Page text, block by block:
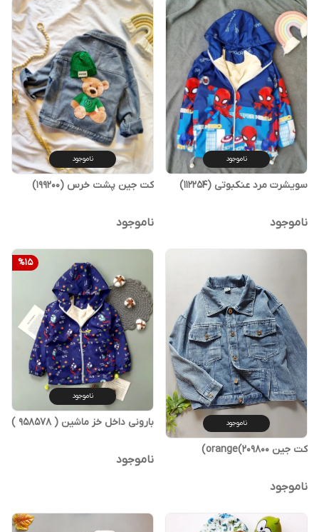
ناموجود
سویشرت مرد عنکبوتی (112254)
ناموجود
ناموجود
کت جین پشت خرس (199200)
ناموجود
ناموجود
کت جین orange(209800)
ناموجود
%15
ناموجود
بارونی داخل خز ماشین ( ‌958578 )
ناموجود